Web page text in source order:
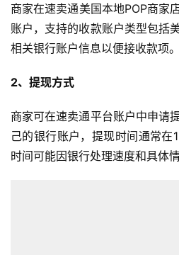
商家在速卖通美国本地POP商家
账户，支持的收款账户类型包括
相关银行账户信息以便接收款项。
2、提现方式
商家可在速卖通平台账户中申请
己的银行账户，提现时间通常
时间可能因银行处理速度和具体